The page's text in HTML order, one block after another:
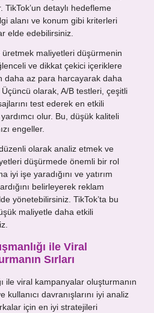
detaylı hedefleme
alanı ve konum gibi kriterleri
elde edebilirsiniz.
üretmek maliyetleri düşürmenin
ve dikkat çekici içeriklere
daha az para harcayarak daha
olarak, A/B testleri, çeşitli
test ederek en etkili
olur. Bu, düşük kaliteli
engeller.
olarak analiz etmek ve
düşürmede önemli bir rol
iyi işe yaradığını ve yatırım
belirleyerek reklam
yönetebilirsiniz. TikTok’ta bu
maliyetle daha etkili
ile Viral
Sırları
ile viral kampanyalar oluşturmanın
kullanıcı davranışlarını iyi analiz
için en iyi stratejileri